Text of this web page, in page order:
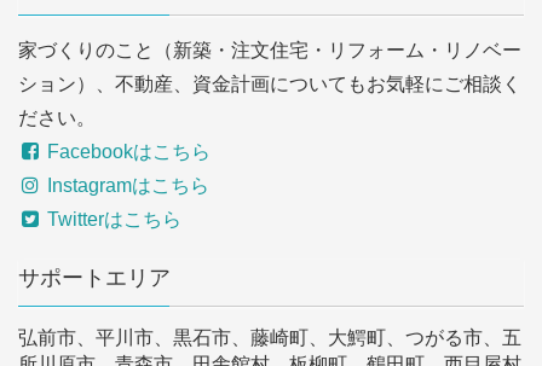
家づくりのこと（新築・注文住宅・リフォーム・リノベー
ション）、不動産、資金計画についてもお気軽にご相談く
ださい。
Facebookはこちら
Instagramはこちら
Twitterはこちら
サポートエリア
弘前市、平川市、黒石市、藤崎町、大鰐町、つがる市、五